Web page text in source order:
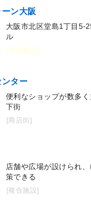
ン大阪
大阪市北区堂島1丁目5-
ル
[宿泊施設]
ンター
便利なショップが数多
下街
[商店街]
店舗や広場が設けられ
策できる
[複合施設]